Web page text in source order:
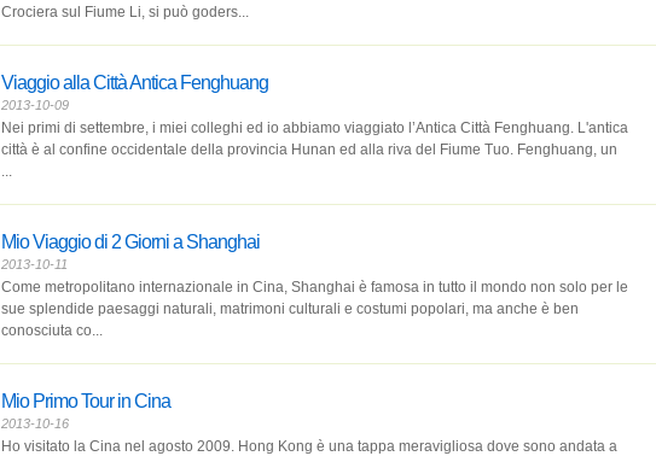
Crociera sul Fiume Li, si può goders...
Viaggio alla Città Antica Fenghuang
2013-10-09
Nei primi di settembre, i miei colleghi ed io abbiamo viaggiato l’Antica Città Fenghuang. L'antica
città è al confine occidentale della provincia Hunan ed alla riva del Fiume Tuo. Fenghuang, un
...
Mio Viaggio di 2 Giorni a Shanghai
2013-10-11
Come metropolitano internazionale in Cina, Shanghai è famosa in tutto il mondo non solo per le
sue splendide paesaggi naturali, matrimoni culturali e costumi popolari, ma anche è ben
conosciuta co...
Mio Primo Tour in Cina
2013-10-16
Ho visitato la Cina nel agosto 2009. Hong Kong è una tappa meravigliosa dove sono andata a